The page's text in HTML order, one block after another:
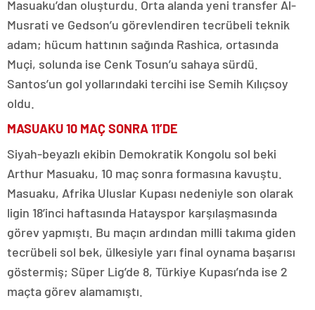
Masuaku’dan oluşturdu. Orta alanda yeni transfer Al-
Musrati ve Gedson’u görevlendiren tecrübeli teknik
adam; hücum hattının sağında Rashica, ortasında
Muçi, solunda ise Cenk Tosun’u sahaya sürdü.
Santos’un gol yollarındaki tercihi ise Semih Kılıçsoy
oldu.
MASUAKU 10 MAÇ SONRA 11’DE
Siyah-beyazlı ekibin Demokratik Kongolu sol beki
Arthur Masuaku, 10 maç sonra formasına kavuştu.
Masuaku, Afrika Uluslar Kupası nedeniyle son olarak
ligin 18’inci haftasında Hatayspor karşılaşmasında
görev yapmıştı. Bu maçın ardından milli takıma giden
tecrübeli sol bek, ülkesiyle yarı final oynama başarısı
göstermiş; Süper Lig’de 8, Türkiye Kupası’nda ise 2
maçta görev alamamıştı.